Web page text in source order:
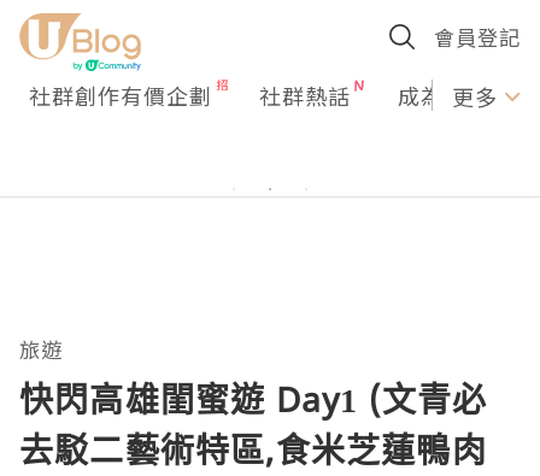
會員登記
社群創作有價企劃 社群熱話 成為U更多
旅遊
快閃高雄閨蜜遊 Day1 (文青必
去駁二藝術特區,食米芝蓮鴨肉